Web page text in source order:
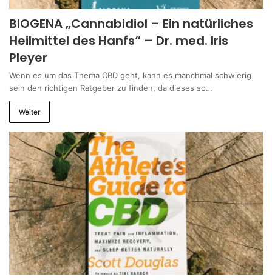
BIOGENA „Cannabidiol – Ein natürliches
Heilmittel des Hanfs“ – Dr. med. Iris
Pleyer
Wenn es um das Thema CBD geht, kann es manchmal schwierig
sein den richtigen Ratgeber zu finden, da dieses so…
Weiter